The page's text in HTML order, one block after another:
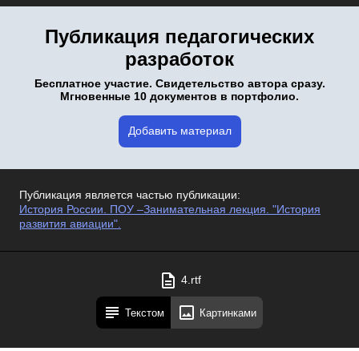
Публикация педагогических
разработок
Бесплатное участие. Свидетельство автора сразу.
Мгновенные 10 документов в портфолио.
Добавить материал
Публикация является частью публикации:
История России. ПОУ –Занимательная лекция. "История
развития авиации".
4.rtf
Текстом Картинками